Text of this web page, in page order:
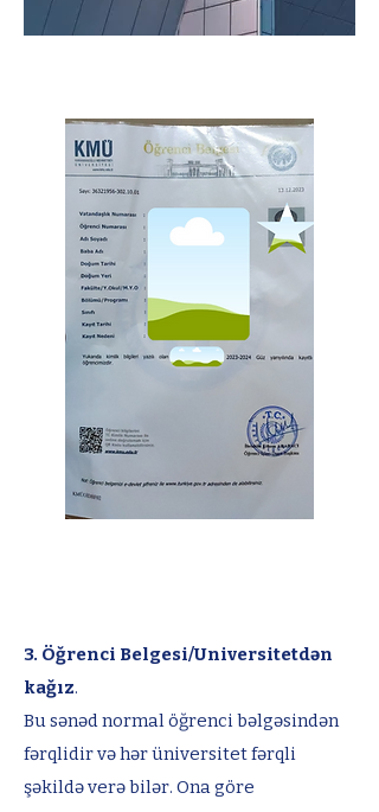
3. Öğrenci Belgesi/Universitetdən
kağız.​
Bu sənəd normal öğrenci bəlgəsindən
fərqlidir və hər üniversitet fərqli
şəkildə verə bilər. Ona göre